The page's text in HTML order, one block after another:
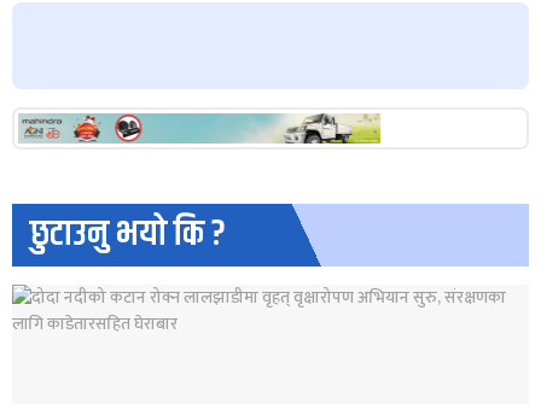
छुटाउनु भयो कि ?